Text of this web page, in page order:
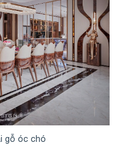
gỗ óc chó